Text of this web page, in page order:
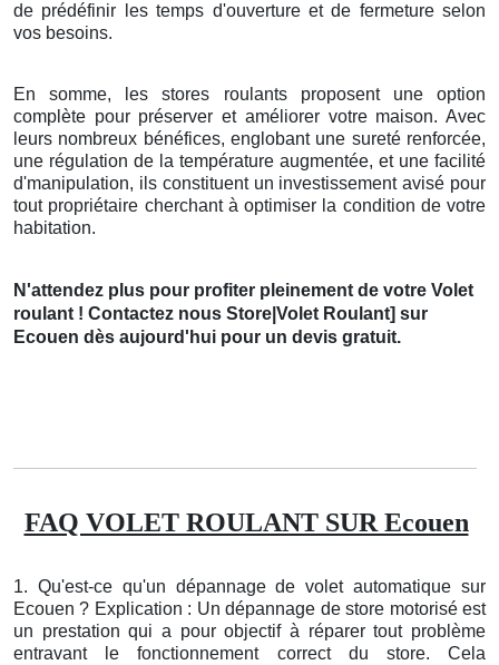
de prédéfinir les temps d'ouverture et de fermeture selon
vos besoins.
En somme, les stores roulants proposent une option
complète pour préserver et améliorer votre maison. Avec
leurs nombreux bénéfices, englobant une sureté renforcée,
une régulation de la température augmentée, et une facilité
d'manipulation, ils constituent un investissement avisé pour
tout propriétaire cherchant à optimiser la condition de votre
habitation.
N'attendez plus pour profiter pleinement de votre Volet
roulant ! Contactez nous Store|Volet Roulant] sur
Ecouen dès aujourd'hui pour un devis gratuit.
FAQ VOLET ROULANT SUR Ecouen
1. Qu'est-ce qu'un dépannage de volet automatique sur
Ecouen ? Explication : Un dépannage de store motorisé est
un prestation qui a pour objectif à réparer tout problème
entravant le fonctionnement correct du store. Cela